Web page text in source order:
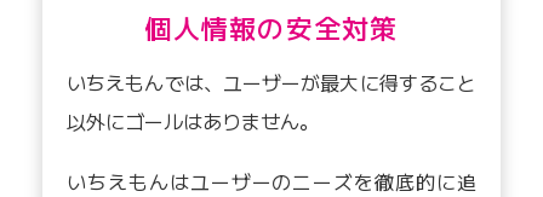
個人情報の安全対策
いちえもんでは、ユーザーが最大に得すること
以外にゴールはありません。
いちえもんはユーザーのニーズを徹底的に追